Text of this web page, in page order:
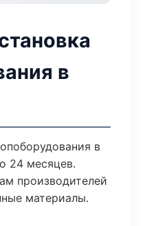
в
в
24 месяцев.
производителей
материалы.